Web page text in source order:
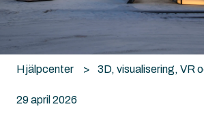
Hjälpcenter 3D, visualisering, VR
29 april 2026